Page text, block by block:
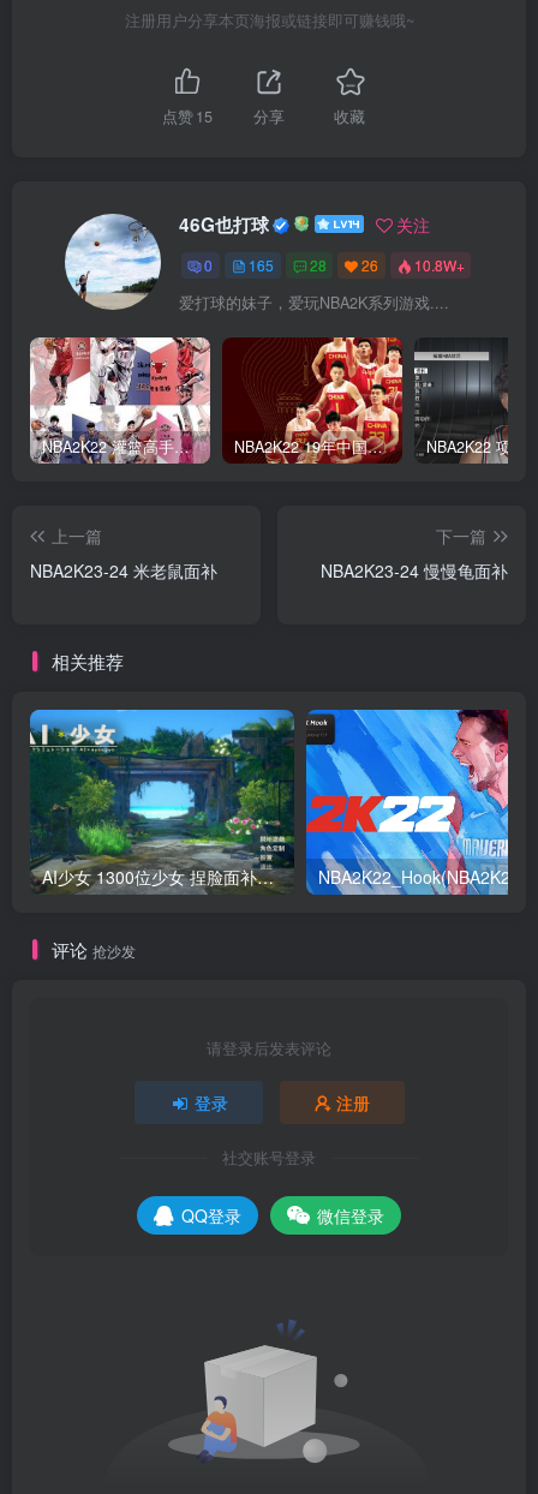
注册用户分享本页海报或链接即可赚钱哦~
点赞15 分享 收藏
46G也打球 关注
0 165 28 26 10.8W+
爱打球的妹子，爱玩NBA2K系列游戏....
NBA2K22 灌篮高手面补合集 NBA2K22 19年中国队面补合集
上一篇
NBA2K23-24 米老鼠面补
下一篇
NBA2K23-24 慢慢龟面补
相关推荐
AI少女 1300位少女 捏脸面补数据整合包 总有一位是你想要的
评论 抢沙发
请登录后发表评论
登录 注册
社交账号登录
QQ登录 微信登录